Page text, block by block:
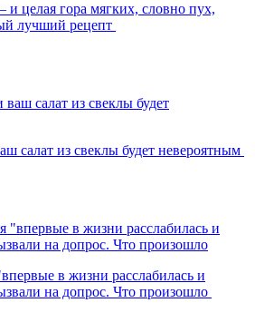
и целая гора мягких, словно пух,
лучший рецепт
салат из свеклы будет невероятным
в жизни расслабилась и
на допрос. Что произошло